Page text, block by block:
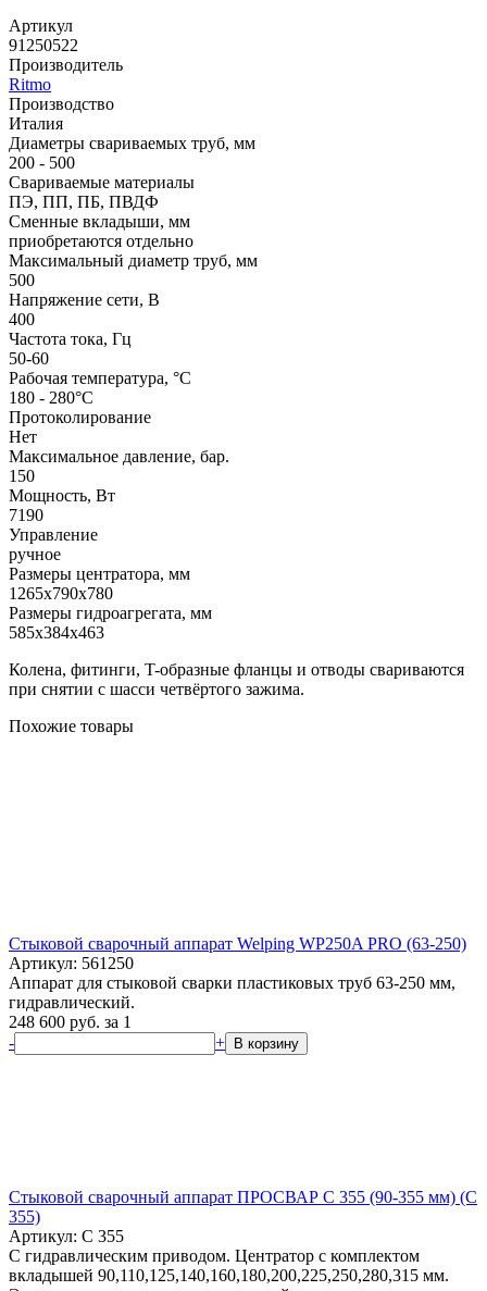
Артикул
91250522
Производитель
Ritmo
Производство
Италия
Диаметры свариваемых труб, мм
200 - 500
Свариваемые материалы
ПЭ, ПП, ПБ, ПВДФ
Сменные вкладыши, мм
приобретаются отдельно
Максимальный диаметр труб, мм
500
Напряжение сети, В
400
Частота тока, Гц
50-60
Рабочая температура, °C
180 - 280°C
Протоколирование
Нет
Максимальное давление, бар.
150
Мощность, Вт
7190
Управление
ручное
Размеры центратора, мм
1265x790x780
Размеры гидроагрегата, мм
585x384x463
Колена, фитинги, T-образные фланцы и отводы свариваются
при снятии с шасси четвёртого зажима.
Похожие товары
Стыковой сварочный аппарат Welping WP250A PRO (63-250)
Артикул: 561250
Аппарат для стыковой сварки пластиковых труб 63-250 мм,
гидравлический.
248 600 руб. за 1
-
+ В корзину
Стыковой сварочный аппарат ПРОСВАР С 355 (90-355 мм) (C
355)
Артикул: C 355
С гидравлическим приводом. Центратор с комплектом
вкладышей 90,110,125,140,160,180,200,225,250,280,315 мм.